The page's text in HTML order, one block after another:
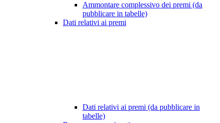
Ammontare complessivo dei premi (da
pubblicare in tabelle)
Dati relativi ai premi
Dati relativi ai premi (da pubblicare in
tabelle)